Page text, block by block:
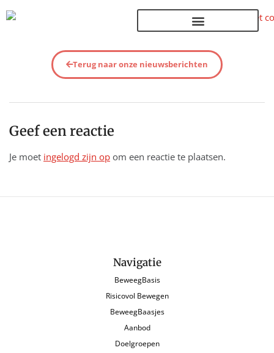
Terug naar onze nieuwsberichten
Geef een reactie
Je moet ingelogd zijn op om een reactie te plaatsen.
Navigatie
BeweegBasis
Risicovol Bewegen
BeweegBaasjes
Aanbod
Doelgroepen